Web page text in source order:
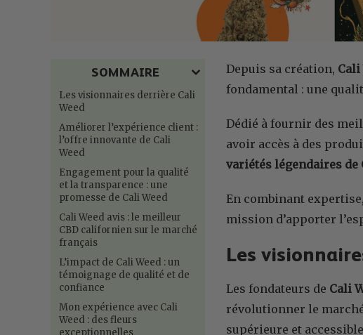
SOMMAIRE
Les visionnaires derrière Cali
Weed
Améliorer l’expérience client :
l’offre innovante de Cali
Weed
Engagement pour la qualité
et la transparence : une
promesse de Cali Weed
Cali Weed avis : le meilleur
CBD californien sur le marché
français
L’impact de Cali Weed : un
témoignage de qualité et de
confiance
Mon expérience avec Cali
Weed : des fleurs
exceptionnelles
Depuis sa création, Cali
fondamental : une
Dédié à fournir des
avoir accès à des
variétés légendaires
En combinant
mission d’apporter
Les
Les fondateurs de Cali
révolutionner le
supérieure et